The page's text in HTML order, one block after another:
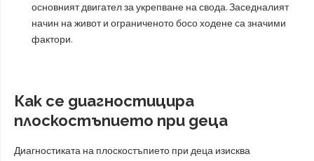
основният двигател за укрепване на свода. Заседналият
начин на живот и ограниченото босо ходене са значими
фактори.
Как се диагностицира
плоскостъпието при деца
Диагностиката на плоскостъпието при деца изисква